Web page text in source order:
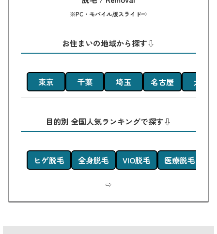
※PC・モバイル版スライド⇨
お住まいの地域から探す⇩
東京 千葉 埼玉 名古屋 大阪
目的別 全国人気ランキングで探す⇩
ヒゲ脱毛 全身脱毛 VIO脱毛 医療脱毛
⇨